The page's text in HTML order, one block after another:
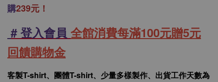
購239元！
# 登入會員 全館消費每滿100元贈5元
回饋購物金
客製T-shirt、團體T-shirt、少量多樣製作、出貨工作天數為